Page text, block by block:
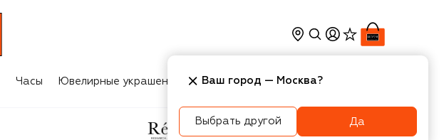
Часы Ювелирные украшения Косметика Интерьер
Ваш город — Москва?
Выбрать другой Да